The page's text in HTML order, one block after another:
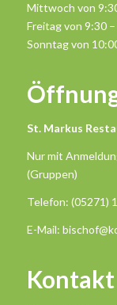
Mittwoch von
Freitag von 9:30
Sonntag von
St. Markus
Nur mit
(Gruppen)
Telefon: (05271)
E-Mail:
Kontakt